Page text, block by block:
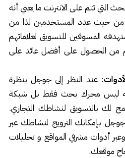
التي تتم على الانترنت ما يعني أنه
حيث عدد المستخدمين لذا من
المسوقين للتسويق لعلاماتهم
من الحصول على أفضل عائد على
: عند النظر إلى جوجل بنظرة
ليس محرك بحث فقط بل شبكة
لك بالتسويق لنشاطك التجاري.
بإمكانك الترويج لنشاطك عبر
أدوات مشرفي المواقع و تحليلات
موقعك.